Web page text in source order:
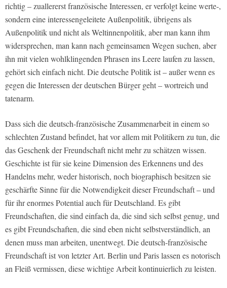
richtig – zuallererst französische Interessen, er verfolgt keine werte-,
sondern eine interessengeleitete Außenpolitik, übrigens als
Außenpolitik und nicht als Weltinnenpolitik, aber man kann ihm
widersprechen, man kann nach gemeinsamen Wegen suchen, aber
ihn mit vielen wohlklingenden Phrasen ins Leere laufen zu lassen,
gehört sich einfach nicht. Die deutsche Politik ist – außer wenn es
gegen die Interessen der deutschen Bürger geht – wortreich und
tatenarm.
Dass sich die deutsch-französische Zusammenarbeit in einem so
schlechten Zustand befindet, hat vor allem mit Politikern zu tun, die
das Geschenk der Freundschaft nicht mehr zu schätzen wissen.
Geschichte ist für sie keine Dimension des Erkennens und des
Handelns mehr, weder historisch, noch biographisch besitzen sie
geschärfte Sinne für die Notwendigkeit dieser Freundschaft – und
für ihr enormes Potential auch für Deutschland. Es gibt
Freundschaften, die sind einfach da, die sind sich selbst genug, und
es gibt Freundschaften, die sind eben nicht selbstverständlich, an
denen muss man arbeiten, unentwegt. Die deutsch-französische
Freundschaft ist von letzter Art. Berlin und Paris lassen es notorisch
an Fleiß vermissen, diese wichtige Arbeit kontinuierlich zu leisten.